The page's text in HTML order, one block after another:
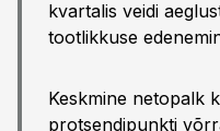
kvartalis veidi
tootlikkuse
Keskmine netopalk
protsendipunkti